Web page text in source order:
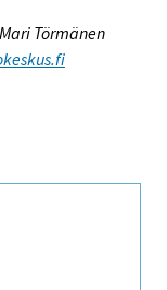
Törmänen